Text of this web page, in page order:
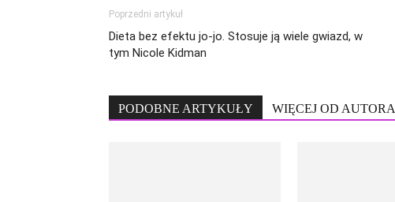
Poprzedni artykuł
Dieta bez efektu jo-jo. Stosuje ją wiele gwiazd, w
tym Nicole Kidman
PODOBNE ARTYKUŁY WIĘCEJ OD AUTORA